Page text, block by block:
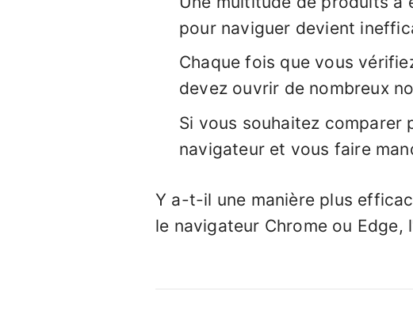
pour naviguer devient
Chaque fois que vous
devez ouvrir de nombreux
Si vous souhaitez
navigateur et vous faire
Y a-t-il une manière plus
le navigateur Chrome ou Edge,